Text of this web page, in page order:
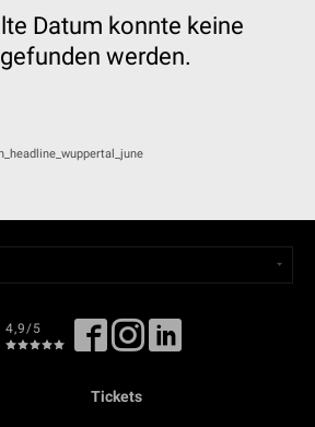
Datum konnte keine
werden.
4,9/5
Tickets